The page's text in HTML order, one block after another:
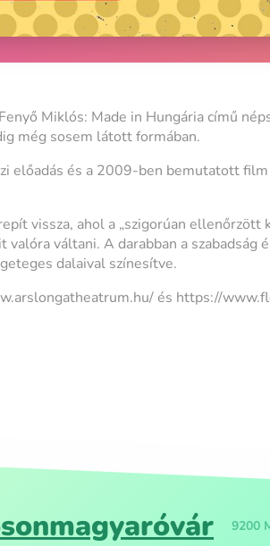
Miklós: Made in Hungária című
még sosem látott formában.
előadás és a 2009-ben bemutatott
vissza, ahol a „szigorúan ellenőrzött
váltani. A darabban a szabadság
dalaival színesítve.
és https://
9200